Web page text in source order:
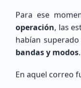
Últimos
Para ese
operación, las
habían
bandas y modos.
En aquel correo